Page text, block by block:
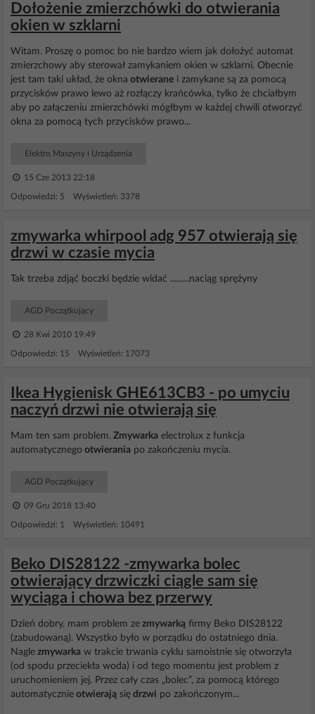
Dołożenie zmierzchówki do otwierania
okien w szklarni
Witam. Proszę o pomoc bo nie bardzo wiem jak dołożyć automat
zmierzchowy aby sterował zamykaniem okien w szklarni. Obecnie
jest tam taki układ, że okna otwierane i zamykane są za pomocą
przycisków prawo lewo aż rozłączy krańcówka, tylko że chciałbym
aby po załączeniu zmierzchówki mógłbym w każdej chwili otworzyć
okna za pomocą tych przycisków prawo...
Elektro Maszyny i Urządzenia
15 Cze 2013 22:18
Odpowiedzi: 5 Wyświetleń: 3378
zmywarka whirpool adg 957 otwierają się
drzwi w czasie mycia
Tak trzeba zdjąć boczki będzie widać .........naciąg sprężyny
AGD Początkujący
28 Kwi 2010 19:49
Odpowiedzi: 15 Wyświetleń: 17073
Ikea Hygienisk GHE613CB3 - po umyciu
naczyń drzwi nie otwierają się
Mam ten sam problem. Zmywarka electrolux z funkcja
automatycznego otwierania po zakończeniu mycia.
AGD Początkujący
09 Gru 2018 13:40
Odpowiedzi: 1 Wyświetleń: 10491
Beko DIS28122 -zmywarka bolec
otwierający drzwiczki ciągle sam się
wyciąga i chowa bez przerwy
Dzień dobry, mam problem ze zmywarką firmy Beko DIS28122
(zabudowaną). Wszystko było w porządku do ostatniego dnia.
Nagle zmywarka w trakcie trwania cyklu samoistnie się otworzyła
(od spodu przeciekła woda) i od tego momentu jest problem z
uruchomieniem jej. Przez cały czas „bolec”, za pomocą którego
automatycznie otwierają się drzwi po zakończonym...